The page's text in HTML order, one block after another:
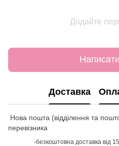
Додайте
Доставка
Нова пошта (відділення та
перевізника
-безкоштовна доставка від